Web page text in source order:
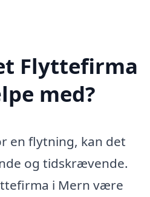
Flyttefirma
med?
en flytning, kan det
og tidskrævende.
i Mern være